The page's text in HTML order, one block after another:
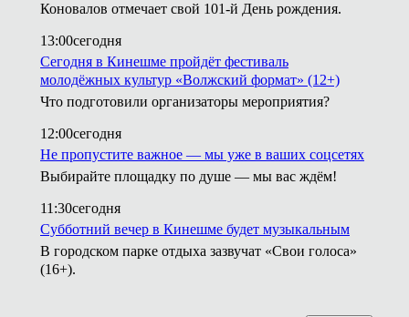
Коновалов отмечает свой 101-й День рождения.
13:00сегодня
Сегодня в Кинешме пройдёт фестиваль
молодёжных культур «Волжский формат» (12+)
Что подготовили организаторы мероприятия?
12:00сегодня
Не пропустите важное — мы уже в ваших соцсетях
Выбирайте площадку по душе — мы вас ждём!
11:30сегодня
Субботний вечер в Кинешме будет музыкальным
В городском парке отдыха зазвучат «Свои голоса»
(16+).